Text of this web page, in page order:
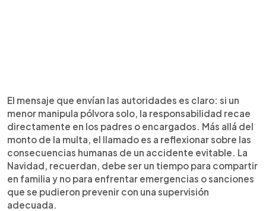
El mensaje que envían las autoridades es claro: si un
menor manipula pólvora solo, la responsabilidad recae
directamente en los padres o encargados. Más allá del
monto de la multa, el llamado es a reflexionar sobre las
consecuencias humanas de un accidente evitable. La
Navidad, recuerdan, debe ser un tiempo para compartir
en familia y no para enfrentar emergencias o sanciones
que se pudieron prevenir con una supervisión
adecuada.